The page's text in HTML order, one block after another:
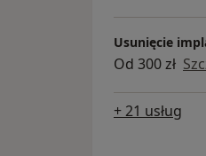
Usunięcie
Od 300 zł
+ 21 usług